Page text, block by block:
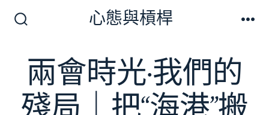
切
換
開
關
心態與槓桿
兩會時光·我們的